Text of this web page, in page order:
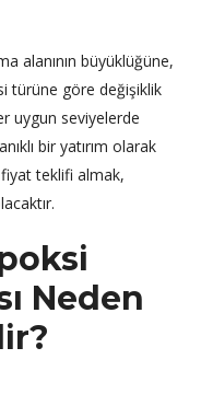
alanının büyüklüğüne,
türüne göre değişiklik
uygun seviyelerde
bir yatırım olarak
teklifi almak,
Neden